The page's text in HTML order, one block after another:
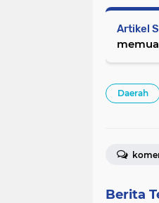
Artikel
Daerah
Berita